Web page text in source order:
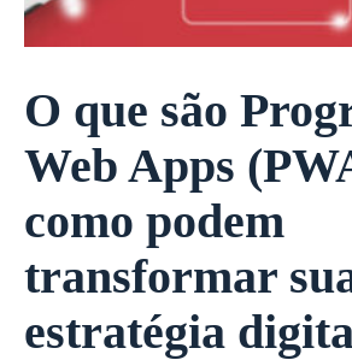
O que são
Web Apps
como podem
transformar
estratégia